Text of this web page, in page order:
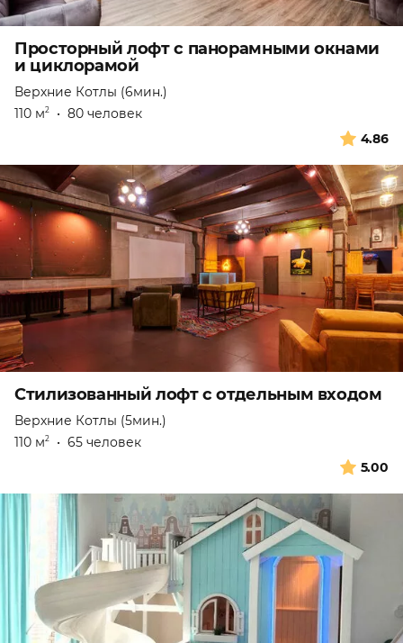
Просторный лофт с панорамными окнами
и циклорамой
Верхние Котлы (6мин.)
110 м2 • 80 человек
4.86
Стилизованный лофт с отдельным входом
Верхние Котлы (5мин.)
110 м2 • 65 человек
5.00